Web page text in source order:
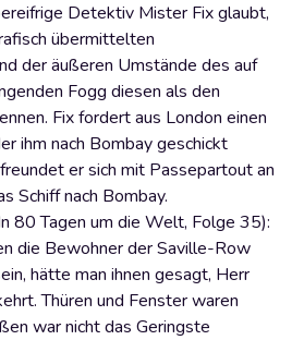
Detektiv Mister Fix glaubt,
übermittelten
der äußeren Umstände des auf
Fogg diesen als den
Fix fordert aus London einen
ihm nach Bombay geschickt
er sich mit Passepartout an
Schiff nach Bombay.
80 Tagen um die Welt, Folge 35):
die Bewohner der Saville-Row
hätte man ihnen gesagt, Herr
Thüren und Fenster waren
war nicht das Geringste